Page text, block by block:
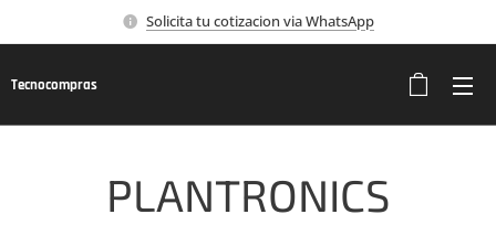
Solicita tu cotizacion via WhatsApp
Tecnocompras
PLANTRONICS